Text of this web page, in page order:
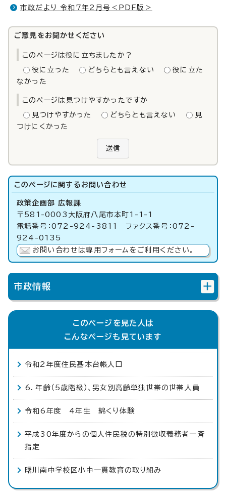
市政だより 令和7年2月号＜PDF版＞
ご意見をお聞かせください
このページは役に立ちましたか？
役に立った どちらとも言えない
役に立た
なかった
このページは見つけやすかったですか
見つけやすかった どちらとも言えない
見
つけにくかった
送信
このページに関する お問い合わせ
政策企画部 広報課
〒581-0003大阪府八尾市本町1-1-1
電話番号：072-924-3811 ファクス番号：072-
924-0135
お問い合わせは専用フォームをご利用ください。
市政情報
このページを見た人は
こんなページも見ています
令和2年度住民基本台帳人口
6．年齢（5歳階級）、男女別高齢単独世帯の世帯人員
令和6年度 4年生 綿くり体験
平成30年度からの個人住民税の特別徴収義務者一斉
指定
曙川南中学校区小中一貫教育の取り組み